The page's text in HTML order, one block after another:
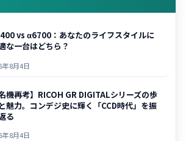
vs α6700：あなたのライフスタイルに
な一台はどちら？
年8月4日
名機再考】RICOH GR DIGITALシリーズの歩
魅力。コンデジ史に輝く「CCD時代」を振
る
年8月4日